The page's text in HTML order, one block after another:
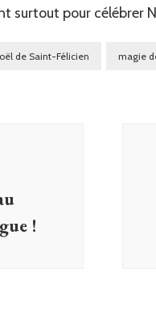
surtout pour célébrer
de Saint-Félicien magie
!